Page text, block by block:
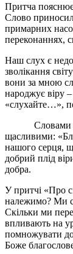
Притча
Слово
примарних
переконаннях,
Наш слух є
зволікання
вони за мною
народжує віру
«слухайте…»,
Словами цієї
щасливими:
нашого серця,
добрий плід
добра.
У притчі «Про
належимо? Ми
Скільки ми
впливають на
помножувати
Боже